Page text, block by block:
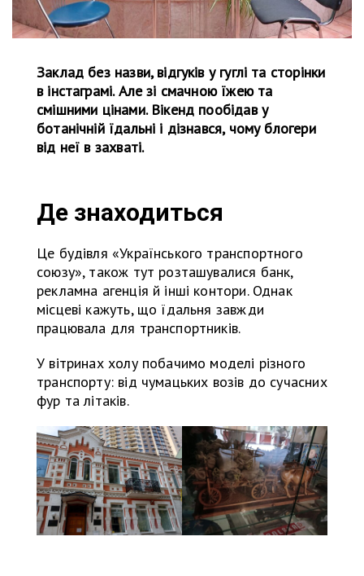
Заклад без назви, відгуків у гуглі та сторінки
в інстаграмі. Але зі смачною їжею та
смішними цінами. Вікенд пообідав у
ботанічній їдальні і дізнався, чому блогери
від неї в захваті.
Де знаходиться
Це будівля «Українського транспортного
союзу», також тут розташувалися банк,
рекламна агенція й інші контори. Однак
місцеві кажуть, що їдальня завжди
працювала для транспортників.
У вітринах холу побачимо моделі різного
транспорту: від чумацьких возів до сучасних
фур та літаків.